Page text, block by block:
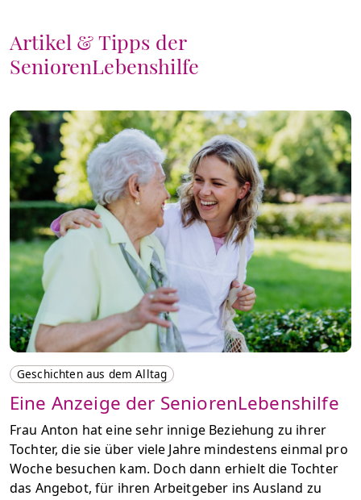
Artikel & Tipps der
SeniorenLebenshilfe
Geschichten aus dem Alltag
Eine Anzeige der SeniorenLebenshilfe
Frau Anton hat eine sehr innige Beziehung zu ihrer
Tochter, die sie über viele Jahre mindestens einmal pro
Woche besuchen kam. Doch dann erhielt die Tochter
das Angebot, für ihren Arbeitgeber ins Ausland zu